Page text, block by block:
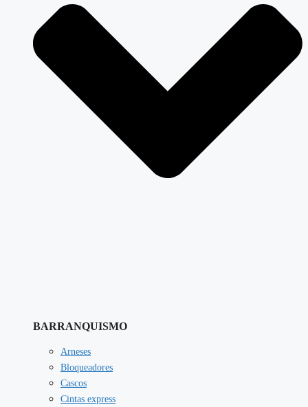
BARRANQUISMO
Arneses
Bloqueadores
Cascos
Cintas express